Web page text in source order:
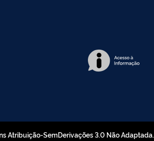
Atribuição-SemDerivações 3.0 Não Adaptada.